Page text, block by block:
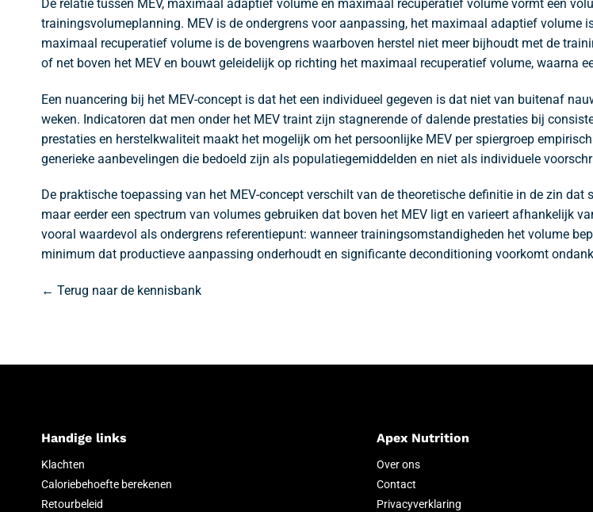
De relatie tussen MEV, maximaal adaptief volume en maximaal recuperatief volume vormt een
trainingsvolumeplanning. MEV is de ondergrens voor aanpassing, het maximaal adaptief volume
maximaal recuperatief volume is de bovengrens waarboven herstel niet meer bijhoudt met de
of net boven het MEV en bouwt geleidelijk op richting het maximaal recuperatief volume, waarna
Een nuancering bij het MEV-concept is dat het een individueel gegeven is dat niet van buitenaf
weken. Indicatoren dat men onder het MEV traint zijn stagnerende of dalende prestaties bij
prestaties en herstelkwaliteit maakt het mogelijk om het persoonlijke MEV per spiergroep
generieke aanbevelingen die bedoeld zijn als populatiegemiddelden en niet als individuele
De praktische toepassing van het MEV-concept verschilt van de theoretische definitie in de zin
maar eerder een spectrum van volumes gebruiken dat boven het MEV ligt en varieert afhankelijk
vooral waardevol als ondergrens referentiepunt: wanneer trainingsomstandigheden het volume
minimum dat productieve aanpassing onderhoudt en significante deconditioning voorkomt
← Terug naar de kennisbank
Handige links
Klachten
Caloriebehoefte berekenen
Retourbeleid
Apex Nutrition
Over ons
Contact
Privacyverklaring